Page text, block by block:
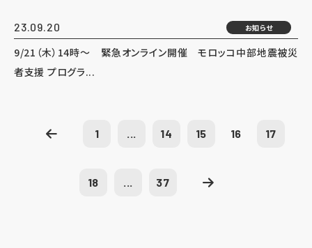
23.09.20 お知らせ
9/21（木）14時～ 緊急オンライン開催 モロッコ中部地震被災
者支援 プログラ...
1 ... 14 15 16 17
18 ... 37